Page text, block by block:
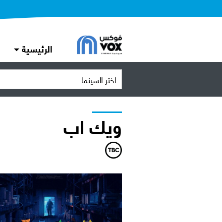
الرئيسية
اختر السينما
ويك اب